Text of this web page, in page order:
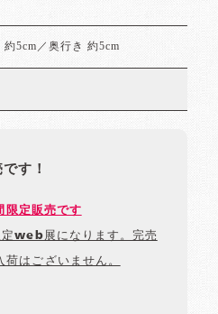
約5cm／奥行き 約5cm
す！
定販売です
web展になります。完売
荷はございません。